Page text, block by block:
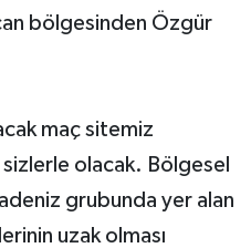
bölgesinden Özgür
maç sitemiz
sizlerle olacak. Bölgesel
grubunda yer alan
uzak olması